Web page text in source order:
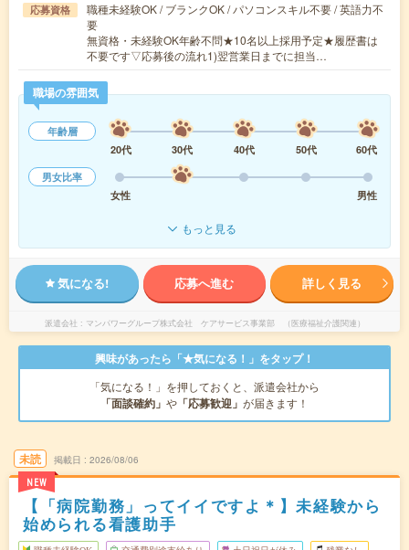
応募資格
職種未経験OK / ブランクOK / パソコンスキル不要 / 英語力不
要
無資格・未経験OK年齢不問★10名以上採用予定★履歴書は
不要です▽応募後の流れ1)翌営業日までに担当…
職場の雰囲気
年齢層
20代
30代 40代 50代
60代
男女比率
女性
男性
もっと見る
気になる! 応募へ進む 詳しく見る
派遣会社 マンパワーグループ株式会社 ケアサービス事業部 （医療福祉介護関連）
興味があったら「★気になる！」をタップ！
「気になる！」を押しておくと、派遣会社から
「面談確約」 や 「応募歓迎」 が届きます！
未読
NEW
掲載日 2026/08/06
【「病院勤務」ってイイですよ＊】未経験から
始められる看護助手